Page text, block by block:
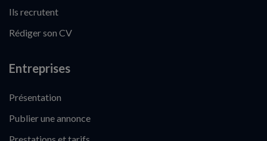
Ils recrutent
Rédiger son CV
Entreprises
Présentation
Publier une annonce